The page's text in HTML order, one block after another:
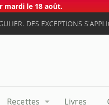
mardi le 18 août.
DES EXCEPTIONS
Recettes Livres